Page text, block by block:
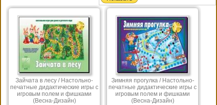
Зайчата в лесу / Настольно-
печатные дидактические игры с
игровым полем и фишками
(Весна-Дизайн)
Зимняя прогулка / Настольно-
печатные дидактические игры с
игровым полем и фишками
(Весна-Дизайн)